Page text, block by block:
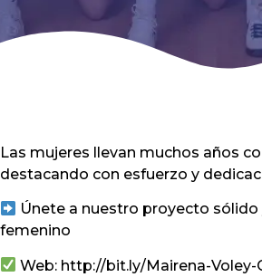
Las mujeres llevan muchos años
destacando con esfuerzo y
Únete a nuestro proyecto
femenino
Web: http://bit.ly/Mairena-Voley-